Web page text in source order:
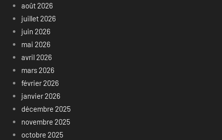
août 2026
juillet 2026
juin 2026
mai 2026
avril 2026
mars 2026
février 2026
janvier 2026
décembre 2025
novembre 2025
octobre 2025